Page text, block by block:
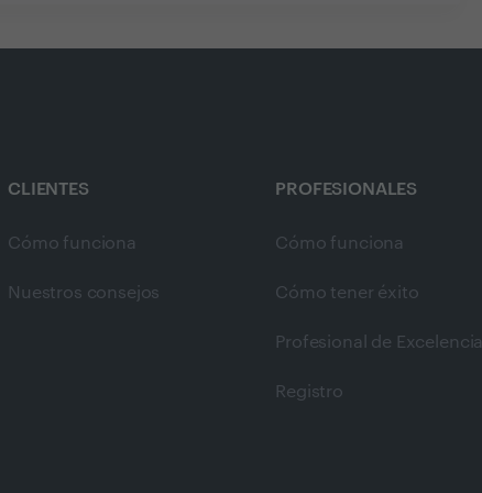
CLIENTES
Cómo funciona
Nuestros consejos
PROFESIONALES
Cómo funciona
Cómo tener éxito
Profesional de Excelencia
Registro